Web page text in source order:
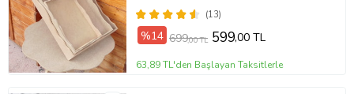
(13)
%14 699,00 TL 599,00 TL
63,89 TL'den Başlayan Taksitlerle